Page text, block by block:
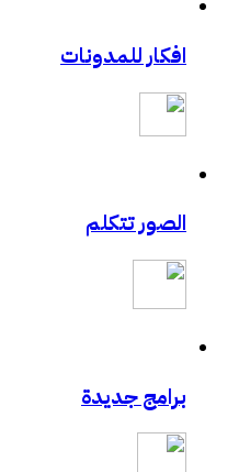
افكار للمدونات
الصور تتكلم
برامج جديدة